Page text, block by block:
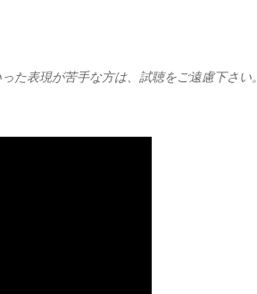
表現が苦手な方は、試聴をご遠慮下さい。